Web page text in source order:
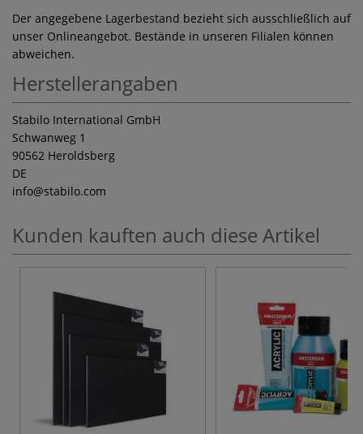
Der angegebene Lagerbestand bezieht sich ausschließlich auf
unser Onlineangebot. Bestände in unseren Filialen können
abweichen.
Herstellerangaben
Stabilo International GmbH
Schwanweg 1
90562 Heroldsberg
DE
info@stabilo.com
Kunden kauften auch diese Artikel